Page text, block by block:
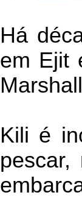
Há
em Ejit
Kili é